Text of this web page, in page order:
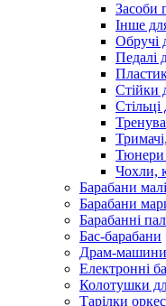
Засоби
Інше
Обручі
Педалі
Стійки
Тюнери
Чохли,
Барабани малі
Барабани
Барабанні
Бас-барабани
Драм-машини
Електронні
Колотушки
Тарілки